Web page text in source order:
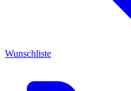
Wunschliste